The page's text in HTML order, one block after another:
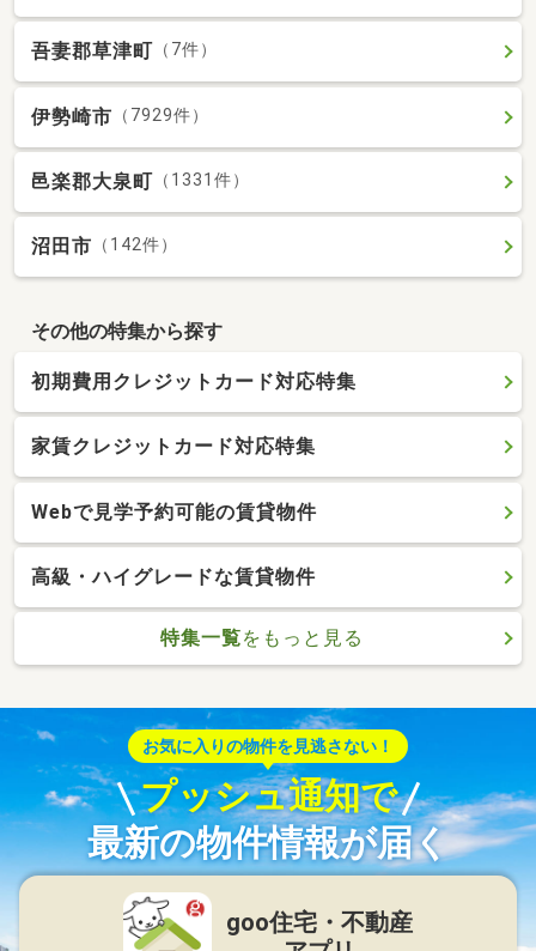
吾妻郡草津町 （7件）
伊勢崎市 （7929件）
邑楽郡大泉町 （1331件）
沼田市 （142件）
その他の特集から探す
初期費用クレジットカード対応特集
家賃クレジットカード対応特集
Webで見学予約可能の賃貸物件
高級・ハイグレードな賃貸物件
特集一覧をもっと見る
お気に入りの物件を見逃さない！
プッシュ通知で
最新の物件情報が届く
goo住宅・不動産